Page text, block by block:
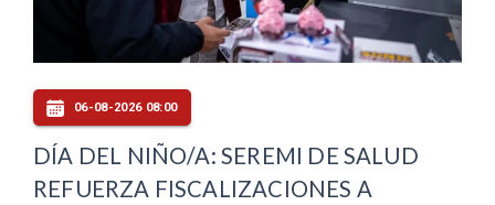
06-08-2026 08:00
DÍA DEL NIÑO/A: SEREMI DE SALUD
REFUERZA FISCALIZACIONES A